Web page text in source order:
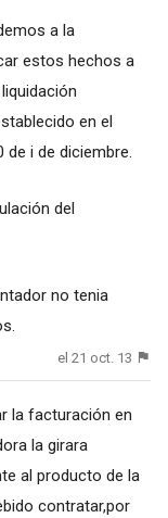
a la
estos hechos a
en el
i de diciembre.
del
no tenia
el 21 oct. 13
la facturación en
la girara
al producto de la
contratar,por